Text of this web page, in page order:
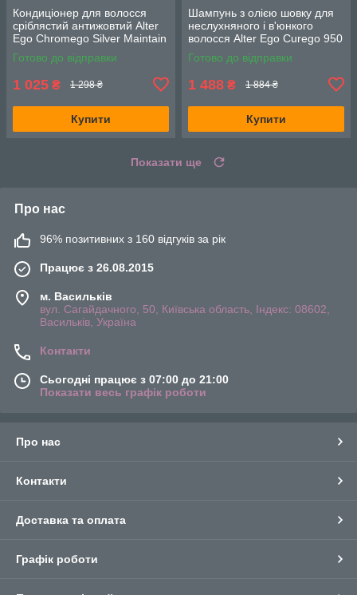
Кондиціонер для волосся
сріблястий антижовтий Alter
Ego Chromego Silver Maintain
Conditioner 300мл
Готово до відправки
1 025 ₴ 1 298 ₴
Купити
Шампунь з олією шовку для
неслухняного і в'юнкого
волосся Alter Ego Curego 950
мл.
Готово до відправки
1 488 ₴ 1 884 ₴
Купити
Показати ще
Про нас
96% позитивних з 160 відгуків за рік
Працює з 26.08.2015
м. Васильків
вул. Сагайдачного, 50, Київська область, Індекс: 08602,
Васильків, Україна
Контакти
Сьогодні працює з 07:00 до 21:00
Показати весь графік роботи
Про нас
Контакти
Доставка та оплата
Графік роботи